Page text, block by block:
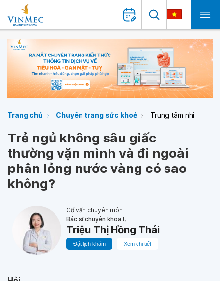
Trang chủ Chuyên trang sức khoẻ Trung tâm nhi
Trẻ ngủ không sâu giấc
thường vặn mình và đi ngoài
phân lỏng nước vàng có sao
không?
Cố vấn chuyên môn
Bác sĩ chuyên khoa I,
Triệu Thị Hồng Thái
Đặt lịch khám Xem chi tiết